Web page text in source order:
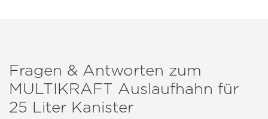
Fragen & Antworten zum
MULTIKRAFT Auslaufhahn für
25 Liter Kanister